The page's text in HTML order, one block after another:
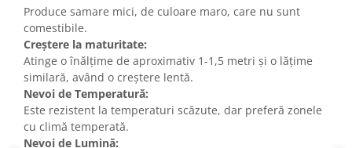
Produce samare mici, de culoare maro, care nu sunt
comestibile.
Creștere la maturitate:
Atinge o înălțime de aproximativ 1-1,5 metri și o lățime
similară, având o creștere lentă.
Nevoi de Temperatură:
Este rezistent la temperaturi scăzute, dar preferă zonele
cu climă temperată.
Nevoi de Lumină: